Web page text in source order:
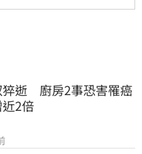
逝　廚房2事恐害罹癌
2倍